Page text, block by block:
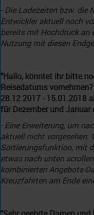
- Die Ladezeiten bzw. die
Entwickler aktuell noch
bereits mit Hochdruck an
Nutzung mit diesen
"Hallo, könntet ihr bitte
Reisedatums
28.12.2017 - 15.01.2018
für Dezember und
- Eine Erweiterung, um
aktuell nicht vorgesehen.
Sortierungsfunktion, mit
etwas nach unten
kombinierten Angebots-
Kreuzfahrten am Ende